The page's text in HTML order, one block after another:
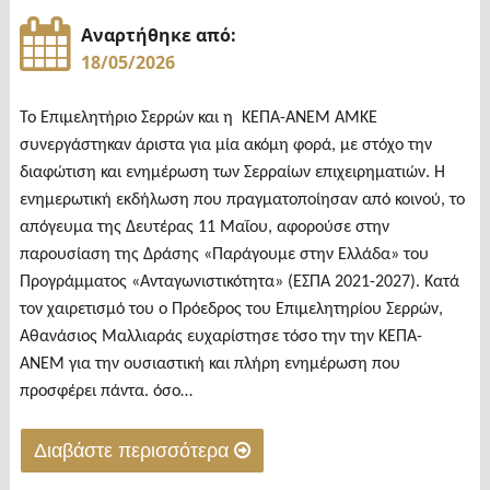
Αναρτήθηκε από:
18/05/2026
Το Επιμελητήριο Σερρών και η ΚΕΠΑ-ΑΝΕΜ ΑΜΚΕ
συνεργάστηκαν άριστα για μία ακόμη φορά, με στόχο την
διαφώτιση και ενημέρωση των Σερραίων επιχειρηματιών. Η
ενημερωτική εκδήλωση που πραγματοποίησαν από κοινού, το
απόγευμα της Δευτέρας 11 Μαΐου, αφορούσε στην
παρουσίαση της Δράσης «Παράγουμε στην Ελλάδα» του
Προγράμματος «Ανταγωνιστικότητα» (ΕΣΠΑ 2021-2027). Κατά
τον χαιρετισμό του ο Πρόεδρος του Επιμελητηρίου Σερρών,
Αθανάσιος Μαλλιαράς ευχαρίστησε τόσο την την ΚΕΠΑ-
ΑΝΕΜ για την ουσιαστική και πλήρη ενημέρωση που
προσφέρει πάντα. όσο…
Διαβάστε περισσότερα